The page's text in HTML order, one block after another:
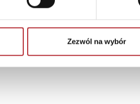
Zezwól na wybór